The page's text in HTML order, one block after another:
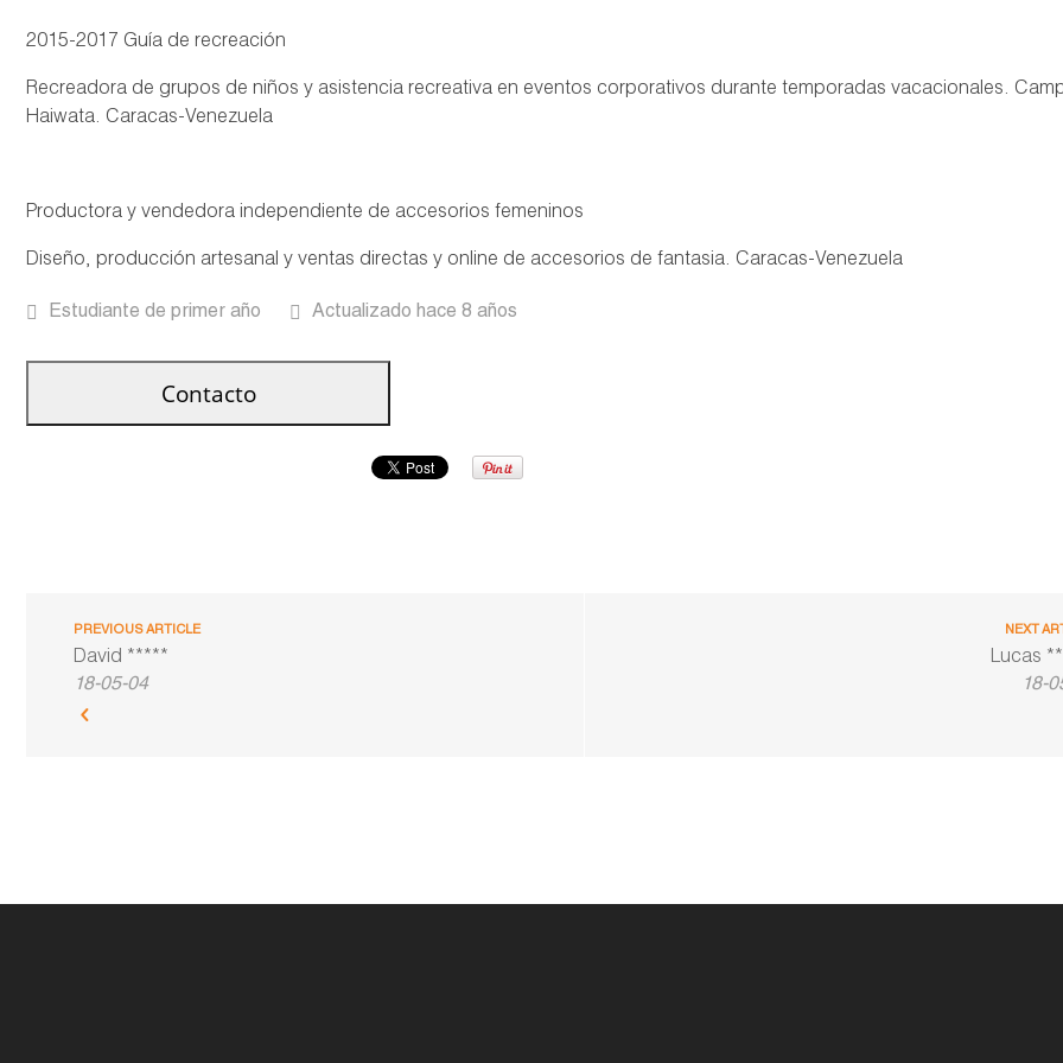
2015-2017 Guía de recreación
Recreadora de grupos de niños y asistencia recreativa en eventos corporativos durante temporadas vacacionales.
Haiwata. Caracas-Venezuela
Productora y vendedora independiente de accesorios femeninos
Diseño, producción artesanal y ventas directas y online de accesorios de fantasia. Caracas-Venezuela
Estudiante de primer año Actualizado hace 8 años
PREVIOUS ARTICLE
David *****
18-05-04
NEXT
Lucas
18-